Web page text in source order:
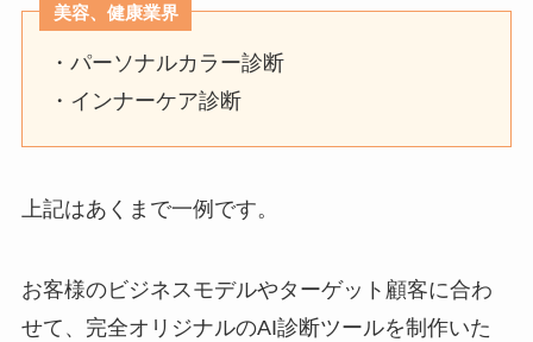
美容、健康業界
・パーソナルカラー診断
・インナーケア診断
上記はあくまで一例です。
お客様のビジネスモデルやターゲット顧客に合わ
せて、完全オリジナルのAI診断ツールを制作いた